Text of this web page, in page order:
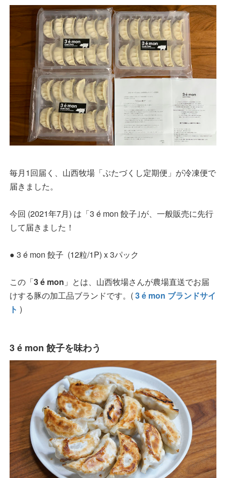
毎月1回届く、山西牧場「ぶたづくし定期便」が冷凍便で
届きました。
今回 (2021年7月) は「3 é mon 餃子｣が、一般販売に先行
して届きました！
● 3 é mon 餃子 (12粒/1P) x 3パック
この「3 é mon 」とは、山西牧場さんが農場直送でお届
けする豚の加工品ブランドです。(3 é mon ブランドサイ
ト )
3 é mon 餃子を味わう